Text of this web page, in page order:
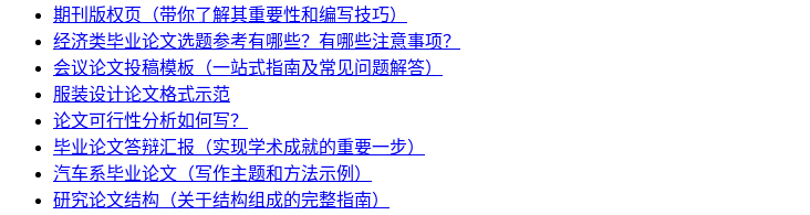
期刊版权页（带你了解其重要性和编写技巧）
经济类毕业论文选题参考有哪些？有哪些注意事项？
会议论文投稿模板（一站式指南及常见问题解答）
服装设计论文格式示范
论文可行性分析如何写？
毕业论文答辩汇报（实现学术成就的重要一步）
汽车系毕业论文（写作主题和方法示例）
研究论文结构（关于结构组成的完整指南）